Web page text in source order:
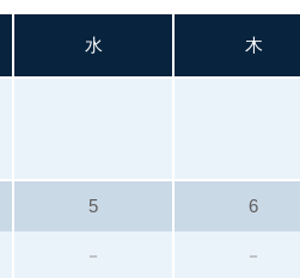
水 木
5
－
6
－